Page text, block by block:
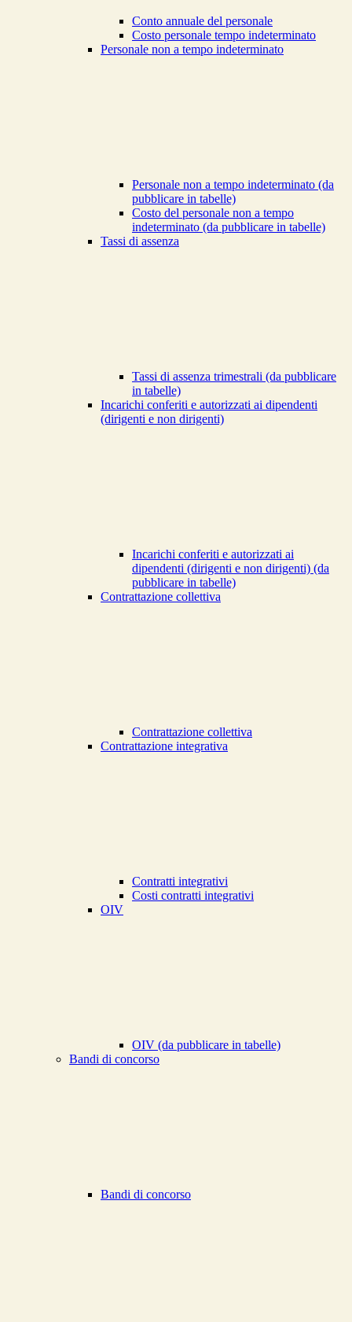
Conto annuale del personale
Costo personale tempo indeterminato
Personale non a tempo indeterminato
Personale non a tempo indeterminato (da
pubblicare in tabelle)
Costo del personale non a tempo
indeterminato (da pubblicare in tabelle)
Tassi di assenza
Tassi di assenza trimestrali (da pubblicare
in tabelle)
Incarichi conferiti e autorizzati ai dipendenti
(dirigenti e non dirigenti)
Incarichi conferiti e autorizzati ai
dipendenti (dirigenti e non dirigenti) (da
pubblicare in tabelle)
Contrattazione collettiva
Contrattazione collettiva
Contrattazione integrativa
Contratti integrativi
Costi contratti integrativi
OIV
OIV (da pubblicare in tabelle)
Bandi di concorso
Bandi di concorso